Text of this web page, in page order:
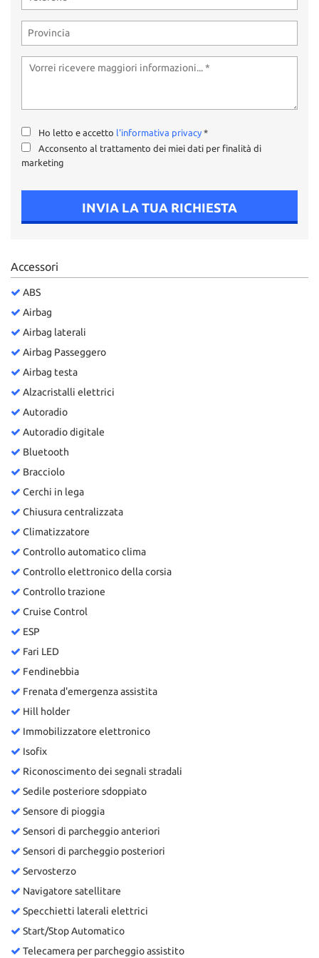
Ho letto e accetto l'informativa privacy *
Acconsento al trattamento dei miei dati per finalità di
marketing
INVIA LA TUA RICHIESTA
Accessori
ABS
Airbag
Airbag laterali
Airbag Passeggero
Airbag testa
Alzacristalli elettrici
Autoradio
Autoradio digitale
Bluetooth
Bracciolo
Cerchi in lega
Chiusura centralizzata
Climatizzatore
Controllo automatico clima
Controllo elettronico della corsia
Controllo trazione
Cruise Control
ESP
Fari LED
Fendinebbia
Frenata d'emergenza assistita
Hill holder
Immobilizzatore elettronico
Isofix
Riconoscimento dei segnali stradali
Sedile posteriore sdoppiato
Sensore di pioggia
Sensori di parcheggio anteriori
Sensori di parcheggio posteriori
Servosterzo
Navigatore satellitare
Specchietti laterali elettrici
Start/Stop Automatico
Telecamera per parcheggio assistito